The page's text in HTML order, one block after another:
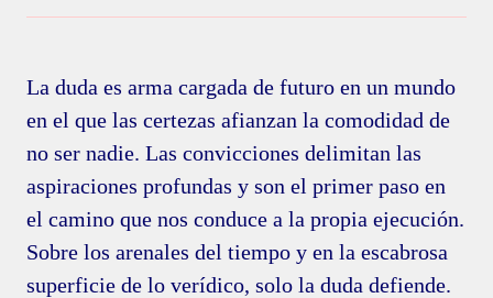
La duda es arma cargada de futuro en un mundo
en el que las certezas afianzan la comodidad de
no ser nadie. Las convicciones delimitan las
aspiraciones profundas y son el primer paso en
el camino que nos conduce a la propia ejecución.
Sobre los arenales del tiempo y en la escabrosa
superficie de lo verídico, solo la duda defiende.